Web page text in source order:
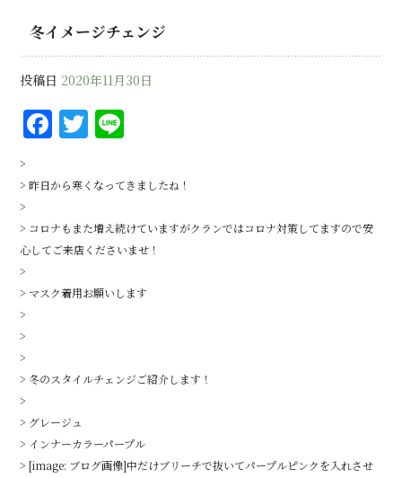
冬イメージチェンジ
投稿日 2020年11月30日
F
a
c
b
o
o
T
w
it
r
e
>
> 昨日から寒くなってきましたね！
>
> コロナもまた増え続けていますがクランではコロナ対策してますので安
心してご来店くださいませ！
>
> マスク着用お願いします
>
>
>
> 冬のスタイルチェンジご紹介します！
>
> グレージュ
> インナーカラーパープル
> [image: ブログ画像]中だけブリーチで抜いてパープルピンクを入れさせ